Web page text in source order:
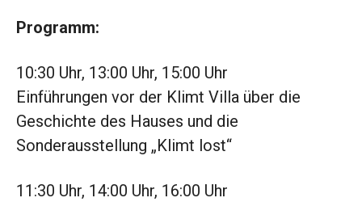
Programm:
10:30 Uhr, 13:00 Uhr, 15:00 Uhr
Einführungen vor der Klimt Villa über die
Geschichte des Hauses und die
Sonderausstellung „Klimt lost“
11:30 Uhr, 14:00 Uhr, 16:00 Uhr